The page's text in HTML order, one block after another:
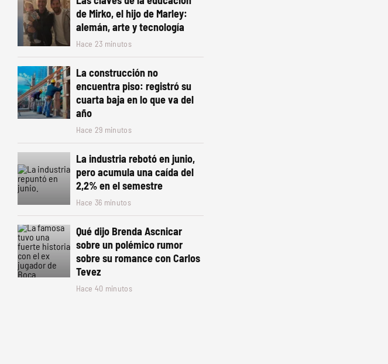
de Mirko, el hijo de Marley:
alemán, arte y tecnología
Hace 23 minutos
La construcción no
encuentra piso: registró su
cuarta baja en lo que va del
año
Hace 29 minutos
La industria rebotó en junio,
pero acumula una caída del
2,2% en el semestre
Hace 36 minutos
Qué dijo Brenda Ascnicar
sobre un polémico rumor
sobre su romance con Carlos
Tevez
Hace 40 minutos